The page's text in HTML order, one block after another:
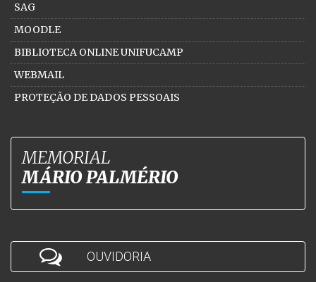
SAG
MOODLE
BIBLIOTECA ONLINE UNIFUCAMP
WEBMAIL
PROTEÇÃO DE DADOS PESSOAIS
MEMORIAL
MÁRIO PALMÉRIO
OUVIDORIA